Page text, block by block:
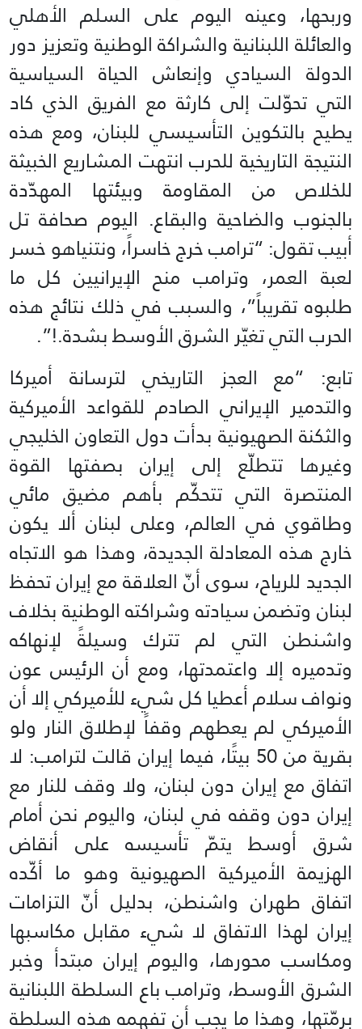
وربحها، وعينه اليوم على السلم الأهلي
والعائلة اللبنانية والشراكة الوطنية وتعزيز دور
الدولة السيادي وإنعاش الحياة السياسية
التي تحوّلت إلى كارثة مع الفريق الذي كاد
يطيح بالتكوين التأسيسي للبنان، ومع هذه
النتيجة التاريخية للحرب انتهت المشاريع الخبيثة
للخلاص من المقاومة وبيئتها المهدّدة
بالجنوب والضاحية والبقاع. اليوم صحافة تل
أبيب تقول: “ترامب خرج خاسراً، ونتنياهو خسر
لعبة العمر، وترامب منح الإيرانيين كل ما
طلبوه تقريباً”، والسبب في ذلك نتائج هذه
الحرب التي تغيّر الشرق الأوسط بشدة.!”.
تابع: “مع العجز التاريخي لترسانة أميركا
والتدمير الإيراني الصادم للقواعد الأميركية
والثكنة الصهيونية بدأت دول التعاون الخليجي
وغيرها تتطلّع إلى إيران بصفتها القوة
المنتصرة التي تتحكّم بأهم مضيق مائي
وطاقوي في العالم، وعلى لبنان ألا يكون
خارج هذه المعادلة الجديدة، وهذا هو الاتجاه
الجديد للرياح، سوى أنّ العلاقة مع إيران تحفظ
لبنان وتضمن سيادته وشراكته الوطنية بخلاف
واشنطن التي لم تترك وسيلةً لإنهاكه
وتدميره إلا واعتمدتها، ومع أن الرئيس عون
ونواف سلام أعطيا كل شيء للأميركي إلا أن
الأميركي لم يعطهم وقفاً لإطلاق النار ولو
بقرية من 50 بيتًا، فيما إيران قالت لترامب: لا
اتفاق مع إيران دون لبنان، ولا وقف للنار مع
إيران دون وقفه في لبنان، واليوم نحن أمام
شرق أوسط يتمّ تأسيسه على أنقاض
الهزيمة الأميركية الصهيونية وهو ما أكّده
اتفاق طهران واشنطن، بدليل أنّ التزامات
إيران لهذا الاتفاق لا شيء مقابل مكاسبها
ومكاسب محورها، واليوم إيران مبتدأ وخبر
الشرق الأوسط، وترامب باع السلطة اللبنانية
برمّتها، وهذا ما يجب أن تفهمه هذه السلطة